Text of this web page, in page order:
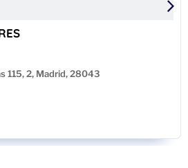
115, 2, Madrid, 28043